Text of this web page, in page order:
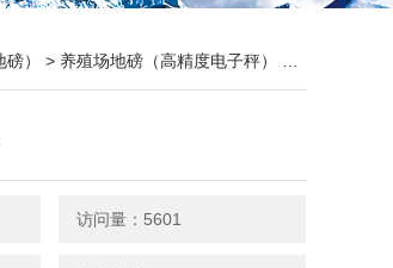
） > 养殖场地磅（高精度电子秤）
访问量：5601